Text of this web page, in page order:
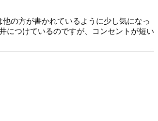
の方が書かれているように少し気になっ
につけているのですが、コンセントが短い